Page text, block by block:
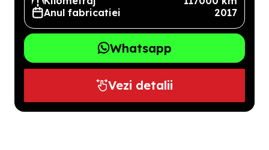
Anul fabricatiei
2017
Whatsapp
Vezi detalii